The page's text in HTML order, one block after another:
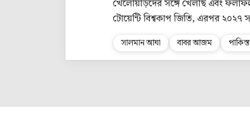
খেলোয়াড়দের সঙ্গে খেলছি এবং
টোয়েন্টি বিশ্বকাপ জিতি, এরপর ২০২৭
সালমান আঘা বাবর আজম